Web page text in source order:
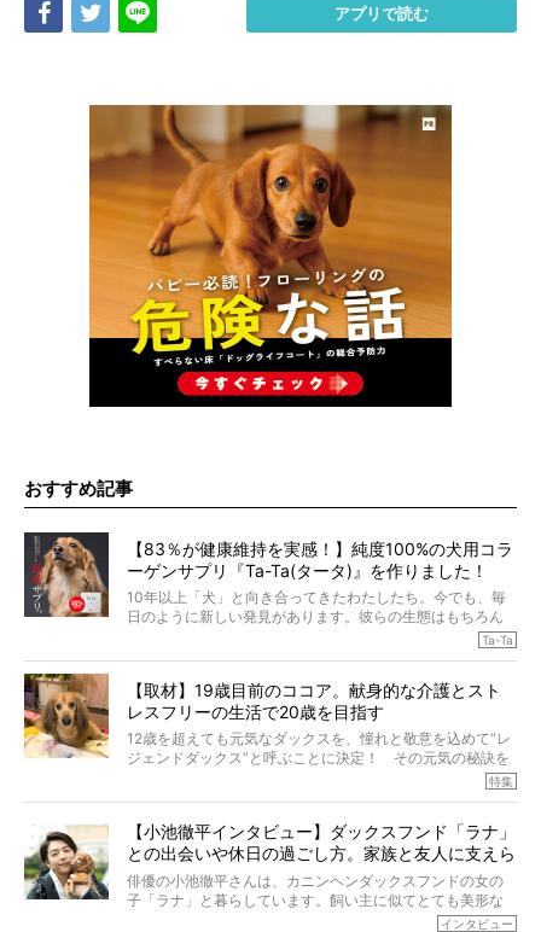
Share Tweet アプリで読む
おすすめ記事
【83％が健康維持を実感！】純度100%の犬用コラ
ーゲンサプリ『Ta-Ta(タータ)』を作りました！
10年以上「犬」と向き合ってきたわたしたち。今でも、毎
日のように新しい発見があります。彼らの生態はもちろん
のこと、「食事」に関することも同じです。昔の犬は25年
代の犬の食事は“ある重要な栄養”が不足しがちになっている
というのです。
それを効率よくおぎなってくれるのが、コラーゲン！ そ
こでわたしたちは、純度100%の犬用コラーゲンサプリ
『Ta-Ta(タータ)』を作りました！
愛犬家の83％が「健康維持を実感した」と評判のTa-Ta(タ
か届きますように。
Ta-Ta
【取材】19歳目前のココア。献身的な介護とスト
レスフリーの生活で20歳を目指す
12歳を超えても元気なダックスを、憧れと敬意を込めて“レ
ジェンドダックス”と呼ぶことに決定！ その元気の秘訣を
オーナーさんに伺うのが、特集『レジェンドダックスの肖
く」というオーナーさんのポリシーのもと、甘やかさずに
育てられ、18歳になるまで定期検査すらしたことがなかっ
たというココアくん。果たしてその長生きの秘訣とは。
特集
【小池徹平インタビュー】ダックスフンド「ラナ」
との出会いや休日の過ごし方。家族と友人に支えら
れてー
俳優の小池徹平さんは、カニンヘンダックスフンドの女の
子「ラナ」と暮らしています。飼い主に似てとても美形な
ラナは、現在８才。小池さんのインスタグラムでは、ラナ
インタビュー